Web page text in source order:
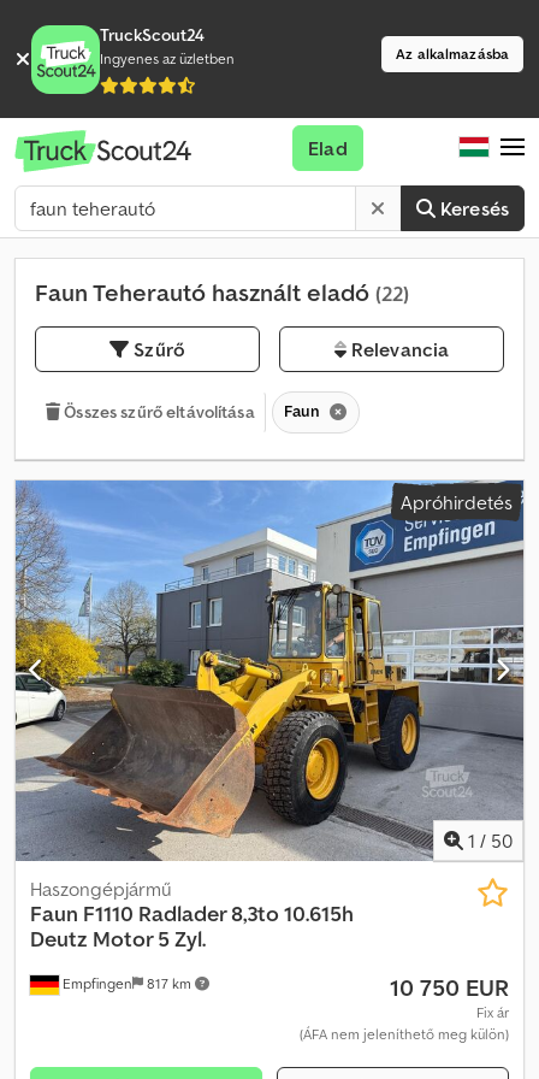
TruckScout24
Ingyenes az üzletben Az alkalmazásba
Keresés
Elad
Faun Teherautó használt eladó (22)
Szűrő Relevancia
Összes szűrő eltávolítása Faun
Apróhirdetés
1 / 50
Empfingen 817 km
Haszongépjármű
Faun F1110 Radlader 8,3to 10.615h
Deutz Motor 5 Zyl.
10 750 EUR
Fix ár
(ÁFA nem jeleníthető meg külön)